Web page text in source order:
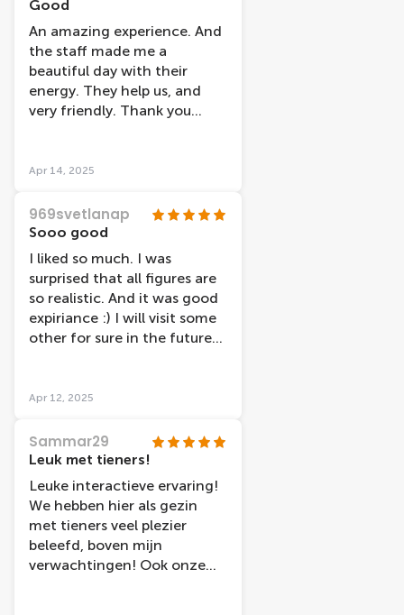
figures and photo ops, but I
wouldnâ€™t call it excellent.
Still worth checking out if
youâ€™ve never been.
Good
An amazing experience. And
the staff made me a
beautiful day with their
energy. They help us, and
very friendly. Thank you
Apr 14, 2025
969svetlanap
Sooo good
I liked so much. I was
surprised that all figures are
so realistic. And it was good
expiriance :) I will visit some
other for sure in the future
Apr 12, 2025
Sammar29
Leuk met tieners!
Leuke interactieve ervaring!
We hebben hier als gezin
met tieners veel plezier
beleefd, boven mijn
verwachtingen! Ook onze